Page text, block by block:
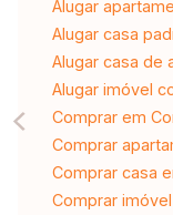
Alugar
Alugar casa
Alugar casa de
Alugar imóvel
Comprar em
Comprar
Comprar casa
Comprar